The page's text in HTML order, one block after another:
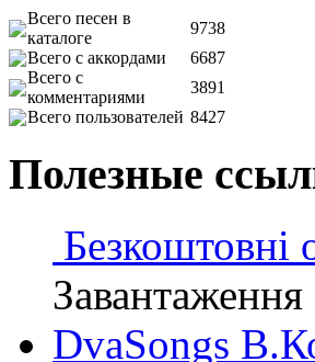
Всего песен в
каталоге
9738
Всего с аккордами
6687
Всего с
комментариями
3891
Всего пользователей 8427
Полезные
Безкоштовні
Завантаження
DvaSongs